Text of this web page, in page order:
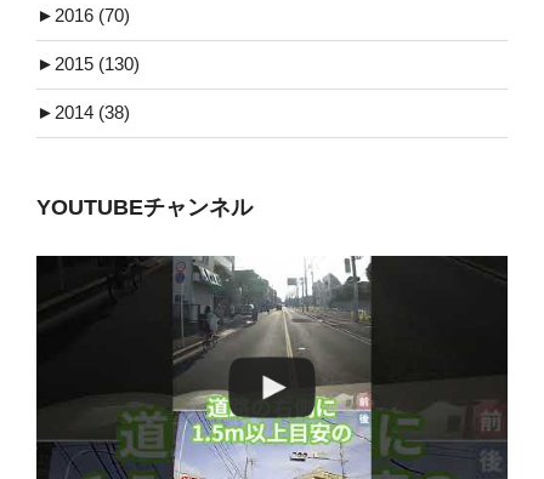
► 2016 (70)
► 2015 (130)
► 2014 (38)
YOUTUBEチャンネル